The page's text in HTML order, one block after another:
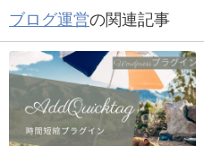
ブログ運営の関連記事